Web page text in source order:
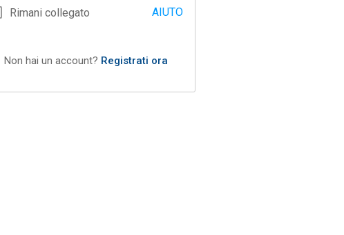
Rimani collegato AIUTO
Non hai un account? Registrati ora